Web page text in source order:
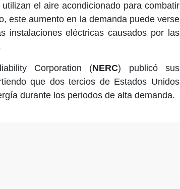
el aire acondicionado para combatir
este aumento en la demanda puede verse
instalaciones eléctricas causados por las
Corporation (NERC) publicó sus
que dos tercios de Estados Unidos
durante los periodos de alta demanda.